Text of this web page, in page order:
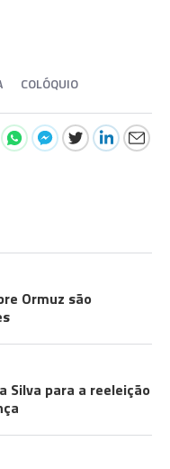
COLÓQUIO
Ormuz são
Silva para a reeleição